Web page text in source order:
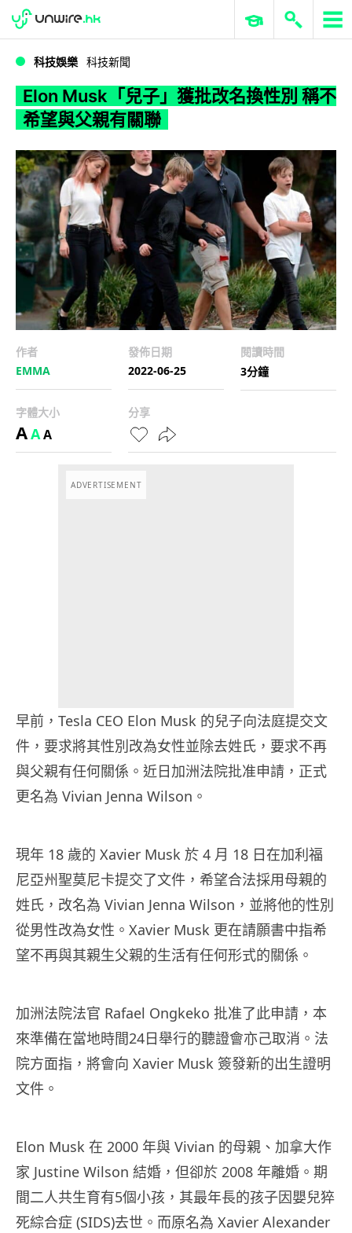
WWDC 2026 ERP 與商業 AI
科技娛樂 科技新聞
Elon Musk「兒子」獲批改名換性別 稱不
希望與父親有關聯
作者
EMMA
發佈日期
2022-06-25
閱讀時間
3分鐘
字體大小
AAA
分享
ADVERTISEMENT
早前，Tesla CEO Elon Musk 的兒子向法庭提交文
件，要求將其性別改為女性並除去姓氏，要求不再
與父親有任何關係。近日加洲法院批准申請，正式
更名為 Vivian Jenna Wilson。
現年 18 歲的 Xavier Musk 於 4 月 18 日在加利福
尼亞州聖莫尼卡提交了文件，希望合法採用母親的
姓氏，改名為 Vivian Jenna Wilson，並將他的性別
從男性改為女性。Xavier Musk 更在請願書中指希
望不再與其親生父親的生活有任何形式的關係。
加洲法院法官 Rafael Ongkeko 批准了此申請，本
來準備在當地時間24日舉行的聽證會亦己取消。法
院方面指，將會向 Xavier Musk 簽發新的出生證明
文件。
Elon Musk 在 2000 年與 Vivian 的母親、加拿大作
家 Justine Wilson 結婚，但卻於 2008 年離婚。期
間二人共生育有5個小孩，其最年長的孩子因嬰兒猝
死綜合症 (SIDS)去世。而原名為 Xavier Alexander